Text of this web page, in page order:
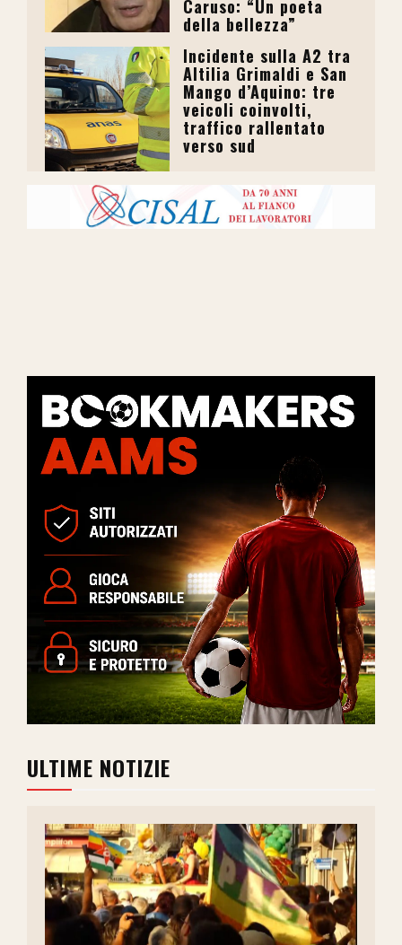
Caruso: “Un poeta
della bellezza”
Incidente sulla A2 tra
Altilia Grimaldi e San
Mango d’Aquino: tre
veicoli coinvolti,
traffico rallentato
verso sud
ULTIME NOTIZIE